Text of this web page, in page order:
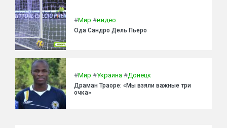
#Мир #видео
Ода Сандро Дель Пьеро
#Мир #Украина #Донецк
Драман Траоре: «Мы взяли важные три
очка»